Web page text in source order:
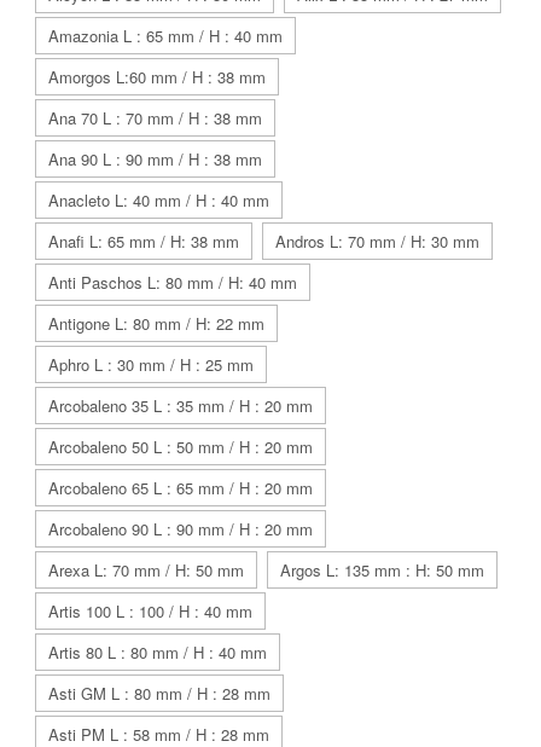
Amazonia L : 65 mm / H : 40 mm
Amorgos L:60 mm / H : 38 mm
Ana 70 L : 70 mm / H : 38 mm
Ana 90 L : 90 mm / H : 38 mm
Anacleto L: 40 mm / H : 40 mm
Anafi L: 65 mm / H: 38 mm
Andros L: 70 mm / H: 30 mm
Anti Paschos L: 80 mm / H: 40 mm
Antigone L: 80 mm / H: 22 mm
Aphro L : 30 mm / H : 25 mm
Arcobaleno 35 L : 35 mm / H : 20 mm
Arcobaleno 50 L : 50 mm / H : 20 mm
Arcobaleno 65 L : 65 mm / H : 20 mm
Arcobaleno 90 L : 90 mm / H : 20 mm
Arexa L: 70 mm / H: 50 mm
Argos L: 135 mm : H: 50 mm
Artis 100 L : 100 / H : 40 mm
Artis 80 L : 80 mm / H : 40 mm
Asti GM L : 80 mm / H : 28 mm
Asti PM L : 58 mm / H : 28 mm